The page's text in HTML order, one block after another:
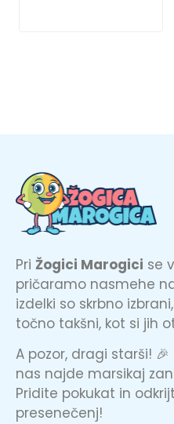
Pri Žogici Marogici se
pričaramo nasmehe
izdelki so skrbno
točno takšni, kot si jih
A pozor, dragi starši!
nas najde marsikaj
Pridite pokukat in
presenečenj!